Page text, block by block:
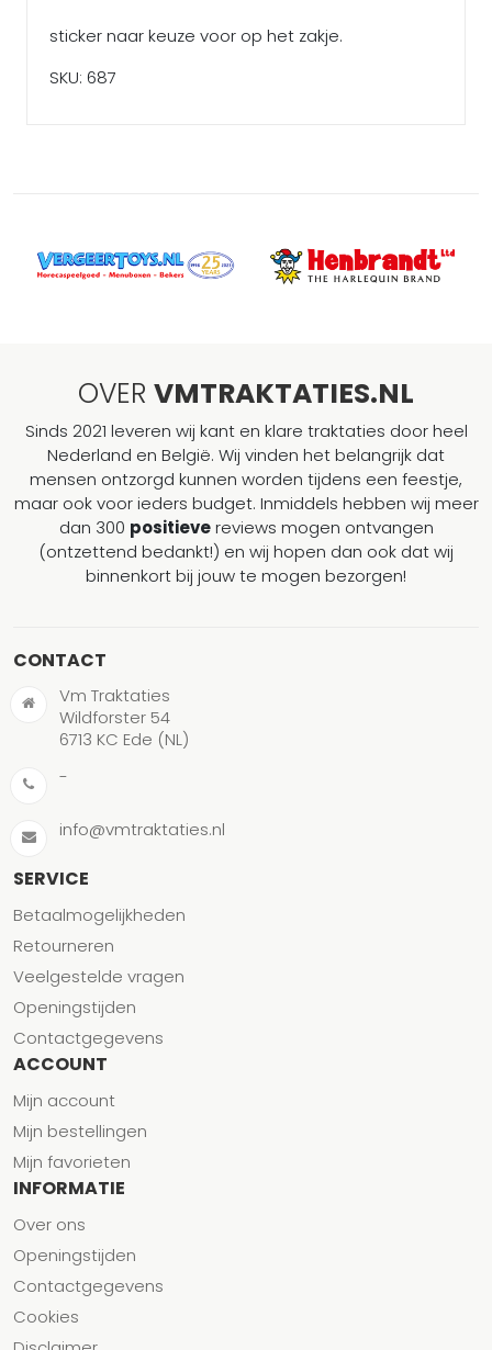
sticker naar keuze voor op het zakje.
SKU: 687
OVER VMTRAKTATIES.NL
Sinds 2021 leveren wij kant en klare traktaties door heel
Nederland en België. Wij vinden het belangrijk dat
mensen ontzorgd kunnen worden tijdens een feestje,
maar ook voor ieders budget. Inmiddels hebben wij meer
dan 300 positievereviews mogen ontvangen
(ontzettend bedankt!) en wij hopen dan ook dat wij
binnenkort bij jouw te mogen bezorgen!
CONTACT
Vm Traktaties
Wildforster 54
6713 KC Ede (NL)
-
info@vmtraktaties.nl
SERVICE
Betaalmogelijkheden
Retourneren
Veelgestelde vragen
Openingstijden
Contactgegevens
ACCOUNT
Mijn account
Mijn bestellingen
Mijn favorieten
INFORMATIE
Over ons
Openingstijden
Contactgegevens
Cookies